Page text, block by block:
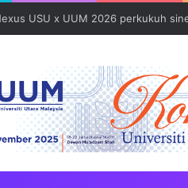
USU x UUM 2026 perkukuh